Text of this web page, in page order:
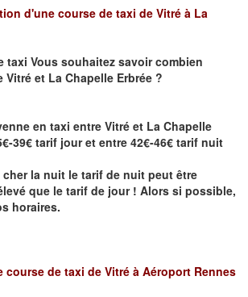
d'une course de taxi de Vitré à La
taxi Vous souhaitez savoircombien
Vitré et La Chapelle Erbrée ?
en taxi entre Vitré et La Chapelle
39€ tarif jour et entre 42€-46€ tarif nuit
la nuit le tarif de nuit peut être
que le tarif de jour ! Alors si possible,
horaires.
course de taxi de Vitré à Aéroport Rennes